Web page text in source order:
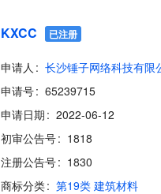
KXCC 已注册
申请人
长沙锤子网络科技有限
申请号
65239715
申请日期
2022-06-12
初审公告号
1818
注册公告号
1830
商标分类
第19类 建筑材料